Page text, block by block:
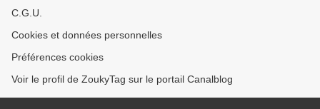
C.G.U.
Cookies et données personnelles
Préférences cookies
Voir le profil de ZoukyTag sur le portail Canalblog